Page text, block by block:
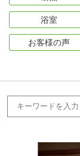
浴室
お客様の声